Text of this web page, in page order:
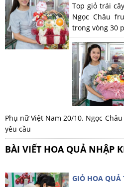
Top giỏ trái
Ngọc Châu
trong vòng 30
Phụ nữ Việt Nam 20/10. Ngọc
yêu cầu
BÀI VIẾT HOA QUẢ NHẬP
GIỎ HOA QUẢ